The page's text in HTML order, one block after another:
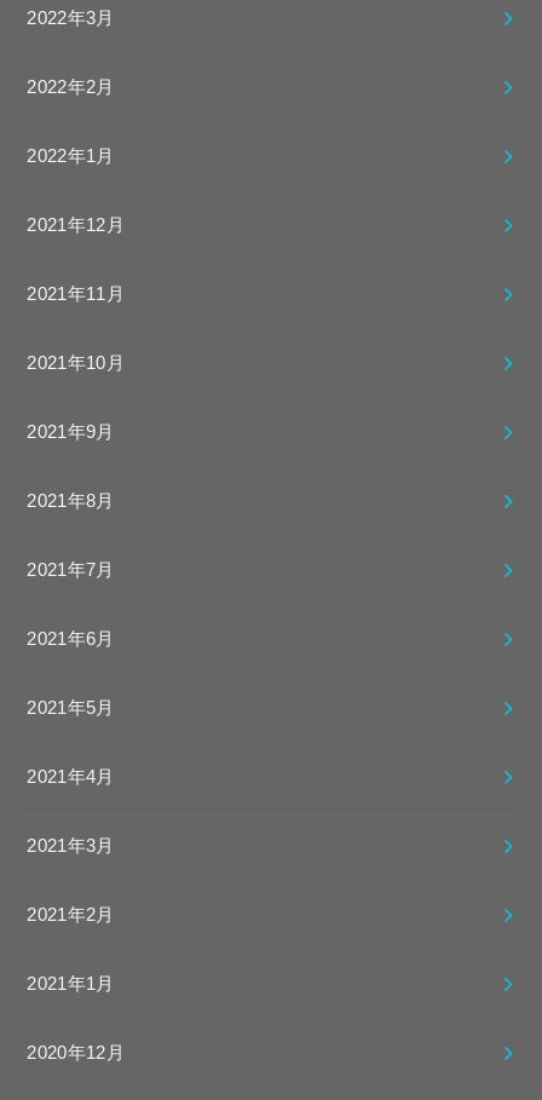
2022年3月
2022年2月
2022年1月
2021年12月
2021年11月
2021年10月
2021年9月
2021年8月
2021年7月
2021年6月
2021年5月
2021年4月
2021年3月
2021年2月
2021年1月
2020年12月